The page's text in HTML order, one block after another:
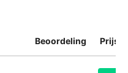
Beoordeling